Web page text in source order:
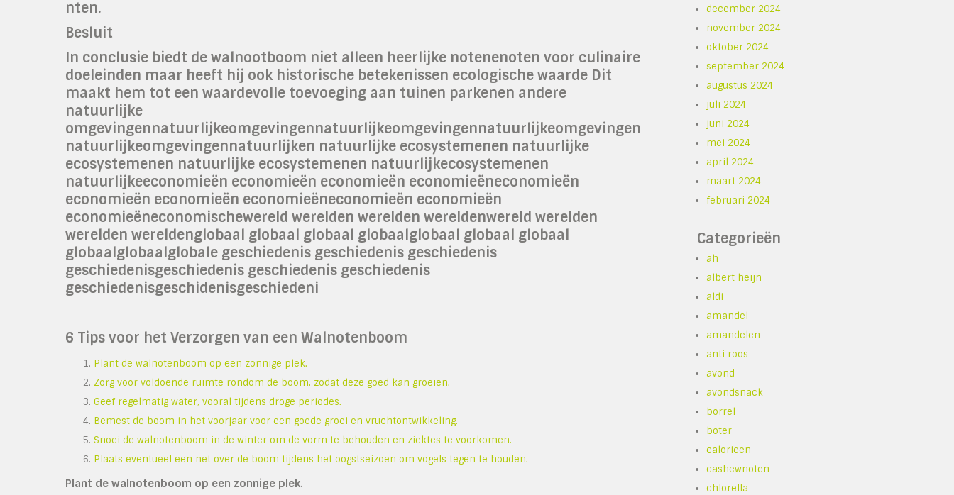
nten.
Besluit
In conclusie biedt de walnootboom niet alleen heerlijke notenenoten voor culinaire
doeleinden maar heeft hij ook historische betekenissen ecologische waarde Dit
maakt hem tot een waardevolle toevoeging aan tuinen parkenen andere
natuurlijke
omgevingennatuurlijkeomgevingennatuurlijkeomgevingennatuurlijkeomgevingen
natuurlijkeomgevingennatuurlijken natuurlijke ecosystemenen natuurlijke
ecosystemenen natuurlijke ecosystemenen natuurlijkecosystemenen
natuurlijkeeconomieën economieën economieën economieëneconomieën
economieën economieën economieëneconomieën economieën
economieëneconomischewereld werelden werelden wereldenwereld werelden
werelden wereldenglobaal globaal globaal globaalglobaal globaal globaal
globaalglobaalglobale geschiedenis geschiedenis geschiedenis
geschiedenisgeschiedenis geschiedenis geschiedenis
geschiedenisgeschidenisgeschiedeni
6 Tips voor het Verzorgen van een Walnotenboom
Plant de walnotenboom op een zonnige plek.
Zorg voor voldoende ruimte rondom de boom, zodat deze goed kan groeien.
Geef regelmatig water, vooral tijdens droge periodes.
Bemest de boom in het voorjaar voor een goede groei en vruchtontwikkeling.
Snoei de walnotenboom in de winter om de vorm te behouden en ziektes te voorkomen.
Plaats eventueel een net over de boom tijdens het oogstseizoen om vogels tegen te houden.
Plant de walnotenboom op een zonnige plek.
december 2024
november 2024
oktober 2024
september 2024
augustus 2024
juli 2024
juni 2024
mei 2024
april 2024
maart 2024
februari 2024
Categorieën
ah
albert heijn
aldi
amandel
amandelen
anti roos
avond
avondsnack
borrel
boter
calorieen
cashewnoten
chlorella